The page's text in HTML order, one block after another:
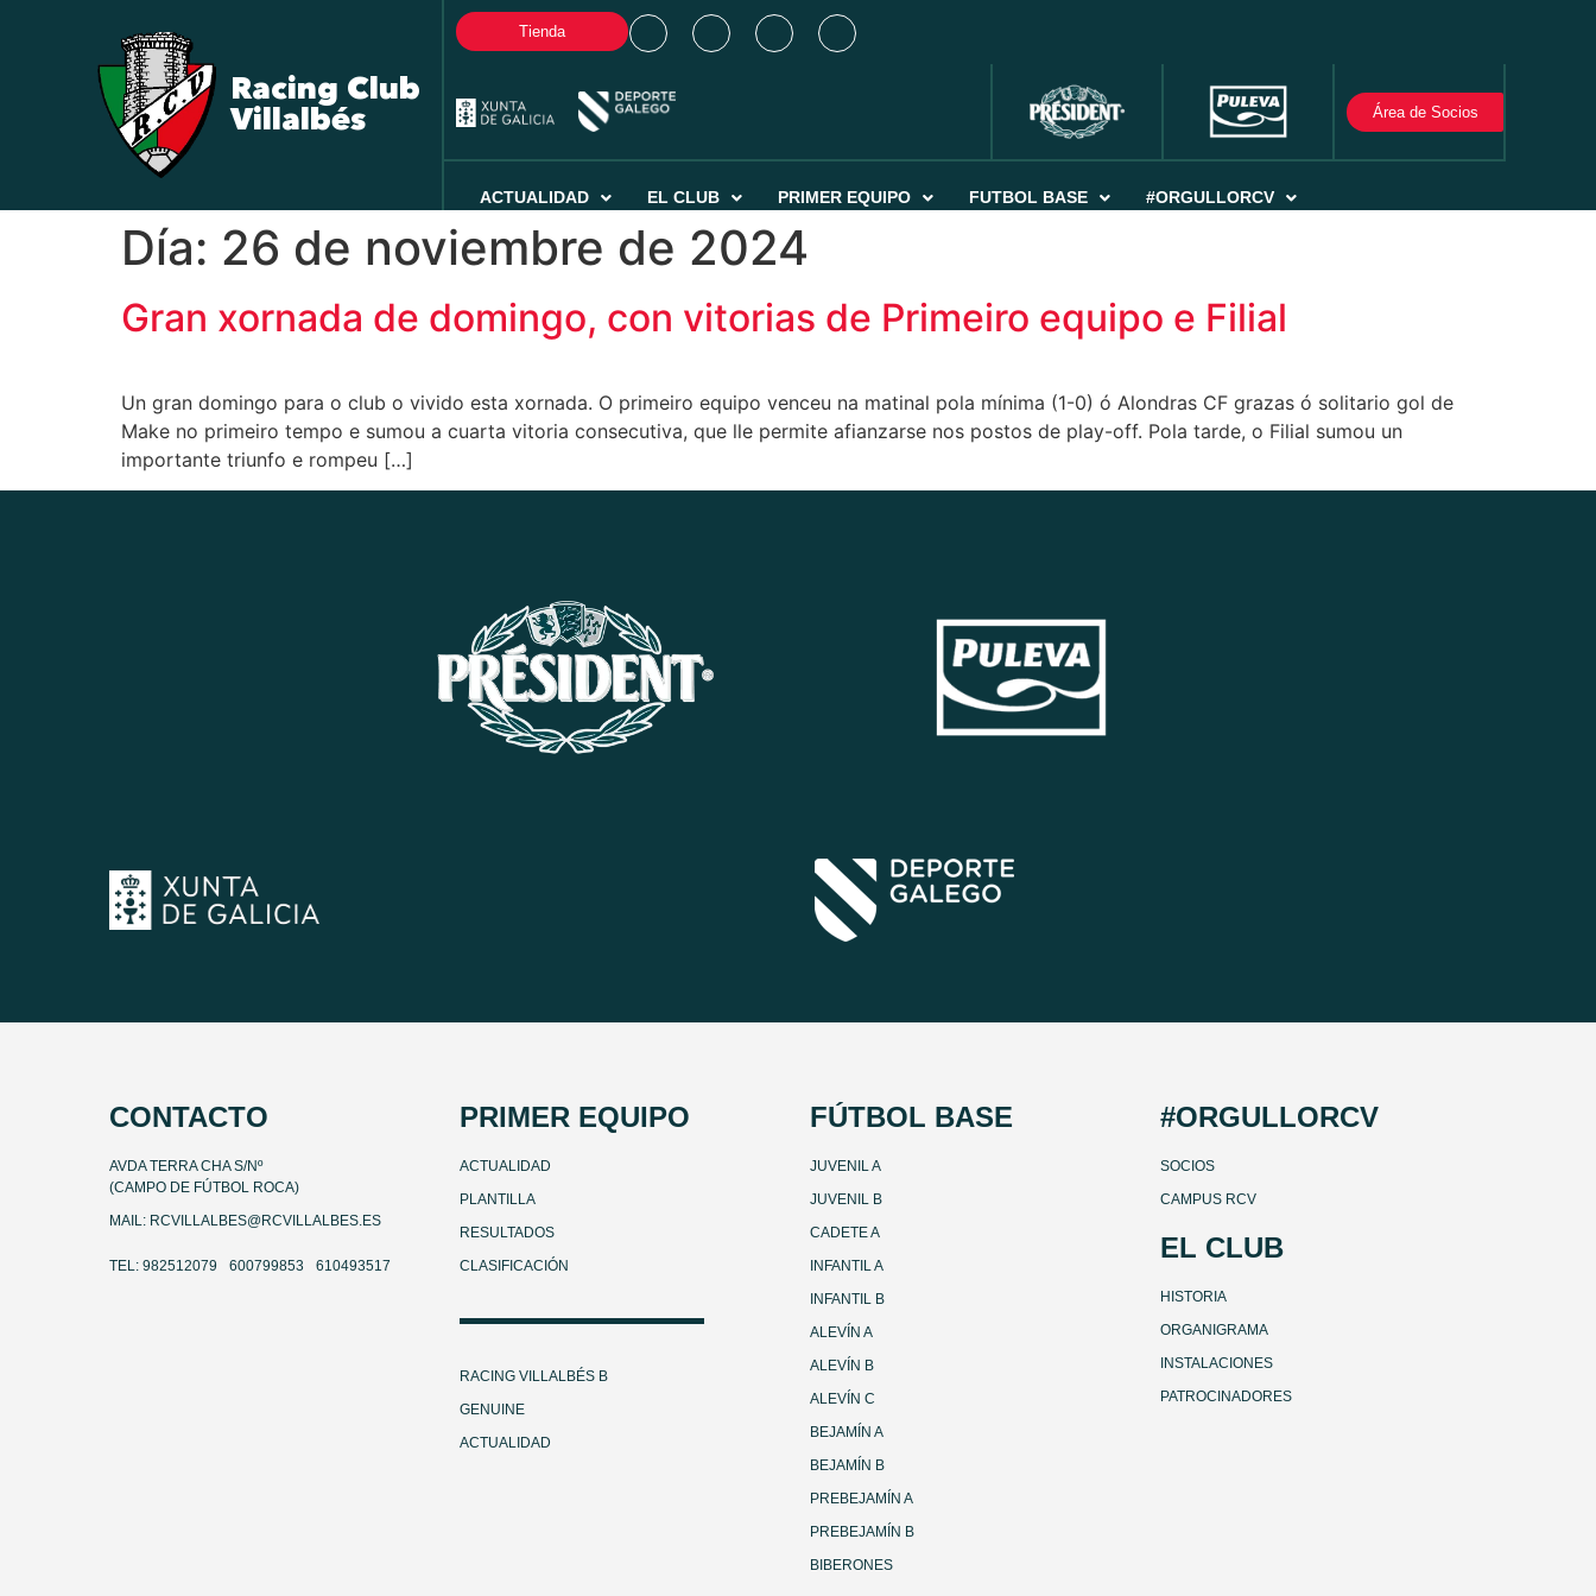
Racing Club
Villalbés
Tienda
Área de Socios
ACTUALIDAD EL CLUB PRIMER EQUIPO FUTBOL BASE #ORGULLORCV
Día: 26 de noviembre de 2024
Gran xornada de domingo, con vitorias de Primeiro equipo e Filial
Un gran domingo para o club o vivido esta xornada. O primeiro equipo venceu na matinal pola mínima (1-0) ó Alondras CF grazas ó solitario gol de
Make no primeiro tempo e sumou a cuarta vitoria consecutiva, que lle permite afianzarse nos postos de play-off. Pola tarde, o Filial sumou un
importante triunfo e rompeu […]
CONTACTO
AVDA TERRA CHA S/Nº
(CAMPO DE FÚTBOL ROCA)
MAIL: RCVILLALBES@RCVILLALBES.ES
TEL: 982512079 600799853 610493517
PRIMER EQUIPO
ACTUALIDAD
PLANTILLA
RESULTADOS
CLASIFICACIÓN
RACING VILLALBÉS B
GENUINE
ACTUALIDAD
FÚTBOL BASE
JUVENIL A
JUVENIL B
CADETE A
INFANTIL A
INFANTIL B
ALEVÍN A
ALEVÍN B
ALEVÍN C
BEJAMÍN A
BEJAMÍN B
PREBEJAMÍN A
PREBEJAMÍN B
BIBERONES
#ORGULLORCV
SOCIOS
CAMPUS RCV
EL CLUB
HISTORIA
ORGANIGRAMA
INSTALACIONES
PATROCINADORES